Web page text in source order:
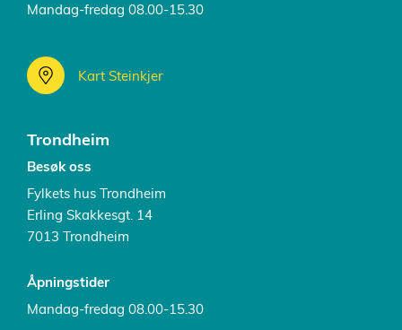
Mandag-fredag 08.00-15.30
Kart Steinkjer
Trondheim
Besøk oss
Fylkets hus Trondheim
Erling Skakkesgt. 14
7013 Trondheim
Åpningstider
Mandag-fredag 08.00-15.30